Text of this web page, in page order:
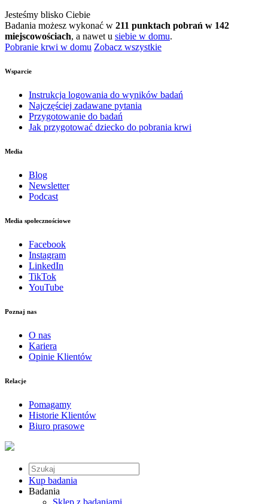
Jesteśmy blisko Ciebie
Badania możesz wykonać w 211 punktach pobrań w 142
miejscowościach, a nawet u siebie w domu.
Pobranie krwi w domu Zobacz wszystkie
Wsparcie
Instrukcja logowania do wyników badań
Najczęściej zadawane pytania
Przygotowanie do badań
Jak przygotować dziecko do pobrania krwi
Media
Blog
Newsletter
Podcast
Media społecznościowe
Facebook
Instagram
LinkedIn
TikTok
YouTube
Poznaj nas
O nas
Kariera
Opinie Klientów
Relacje
Pomagamy
Historie Klientów
Biuro prasowe
Kup badania
Badania
Sklep z badaniami